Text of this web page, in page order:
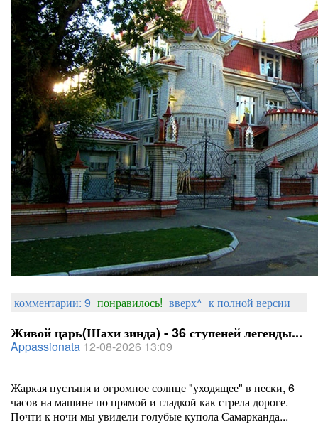
комментарии: 9 понравилось! вверх^ к полной версии
Живой царь(Шахи зинда) - 36 ступеней легенды...
Appassionata 12-08-2026 13:09
Жаркая пустыня и огромное солнце "уходящее" в пески, 6
часов на машине по прямой и гладкой как стрела дороге.
Почти к ночи мы увидели голубые купола Самарканда...